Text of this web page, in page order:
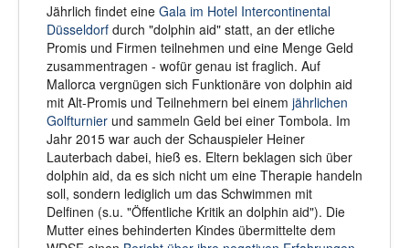
Jährlich findet eine Gala im Hotel Intercontinental
Düsseldorf durch "dolphin aid" statt, an der etliche
Promis und Firmen teilnehmen und eine Menge Geld
zusammentragen - wofür genau ist fraglich. Auf
Mallorca vergnügen sich Funktionäre von dolphin aid
mit Alt-Promis und Teilnehmern bei einem jährlichen
Golfturnier und sammeln Geld bei einer Tombola. Im
Jahr 2015 war auch der Schauspieler Heiner
Lauterbach dabei, hieß es. Eltern beklagen sich über
dolphin aid, da es sich nicht um eine Therapie handeln
soll, sondern lediglich um das Schwimmen mit
Delfinen (s.u. "Öffentliche Kritik an dolphin aid"). Die
Mutter eines behinderten Kindes übermittelte dem